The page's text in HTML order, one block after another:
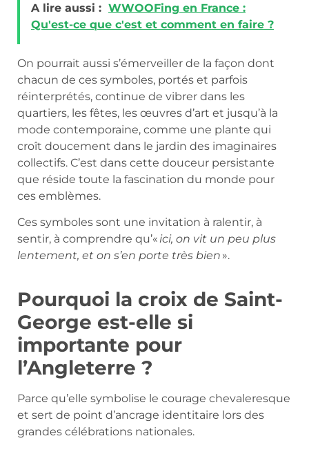
A lire aussi : WWOOFing en France :
Qu'est-ce que c'est et comment en faire ?
On pourrait aussi s’émerveiller de la façon dont
chacun de ces symboles, portés et parfois
réinterprétés, continue de vibrer dans les
quartiers, les fêtes, les œuvres d’art et jusqu’à la
mode contemporaine, comme une plante qui
croît doucement dans le jardin des imaginaires
collectifs. C’est dans cette douceur persistante
que réside toute la fascination du monde pour
ces emblèmes.
Ces symboles sont une invitation à ralentir, à
sentir, à comprendre qu’«ici, on vit un peu plus
lentement, et on s’en porte très bien ».
Pourquoi la croix de Saint-
George est-elle si
importante pour
l’Angleterre ?
Parce qu’elle symbolise le courage chevaleresque
et sert de point d’ancrage identitaire lors des
grandes célébrations nationales.